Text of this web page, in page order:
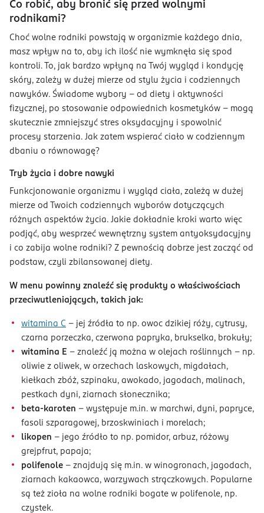
Co robić, aby bronić się przed wolnymi
rodnikami?
Choć wolne rodniki powstają w organizmie każdego dnia,
masz wpływ na to, aby ich ilość nie wymknęła się spod
kontroli. To, jak bardzo wpłyną na Twój wygląd i kondycję
skóry, zależy w dużej mierze od stylu życia i codziennych
nawyków. Świadome wybory – od diety i aktywności
fizycznej, po stosowanie odpowiednich kosmetyków – mogą
skutecznie zmniejszyć stres oksydacyjny i spowolnić
procesy starzenia. Jak zatem wspierać ciało w codziennym
dbaniu o równowagę?
Tryb życia i dobre nawyki
Funkcjonowanie organizmu i wygląd ciała, zależą w dużej
mierze od Twoich codziennych wyborów dotyczących
różnych aspektów życia. Jakie dokładnie kroki warto więc
podjąć, aby wesprzeć wewnętrzny system antyoksydacyjny
i co zabija wolne rodniki? Z pewnością dobrze jest zacząć od
podstaw, czyli zbilansowanej diety.
W menu powinny znaleźć się produkty o właściwościach
przeciwutleniających, takich jak:
witamina C – jej źródła to np. owoc dzikiej róży, cytrusy,
czarna porzeczka, czerwona papryka, brukselka, brokuły;
witamina E – znaleźć ją można w olejach roślinnych – np.
oliwie z oliwek, w orzechach laskowych, migdałach,
kiełkach zbóż, szpinaku, awokado, jagodach, malinach,
pestkach dyni, ziarnach słonecznika;
beta-karoten – występuje m.in. w marchwi, dyni, papryce,
fasoli szparagowej, brzoskwiniach i morelach;
likopen – jego źródło to np. pomidor, arbuz, różowy
grejpfrut, papaja;
polifenole – znajdują się m.in. w winogronach, jagodach,
ziarnach kakaowca, warzywach strączkowych. Popularne
są też zioła na wolne rodniki bogate w polifenole, np.
czystek.